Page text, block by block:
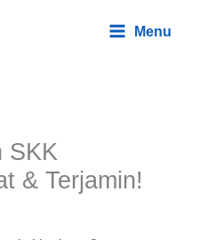
Menu
SKK
& Terjamin!